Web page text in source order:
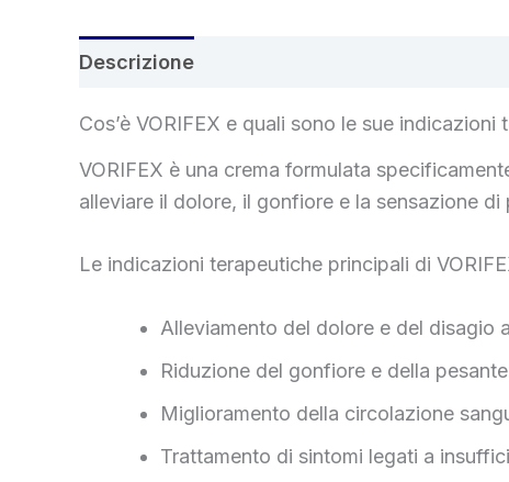
Descrizione
Cos’è VORIFEX e quali sono le sue indicazioni
VORIFEX è una crema formulata
alleviare il dolore, il gonfiore e la sensazione
Le indicazioni terapeutiche principali di
Alleviamento del dolore e del disagio
Riduzione del gonfiore e della
Miglioramento della circolazione
Trattamento di sintomi legati a